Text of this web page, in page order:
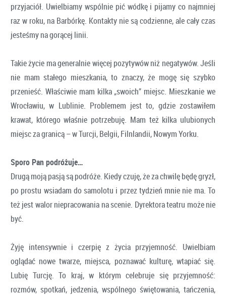
przyjaciół. Uwielbiamy wspólnie pić wódkę i pijamy co najmniej
raz w roku, na Barbórkę. Kontakty nie są codzienne, ale cały czas
jesteśmy na gorącej linii.
Takie życie ma generalnie więcej pozytywów niż negatywów. Jeśli
nie mam stałego mieszkania, to znaczy, że mogę się szybko
przenieść. Właściwie mam kilka „swoich” miejsc. Mieszkanie we
Wrocławiu, w Lublinie. Problemem jest to, gdzie zostawiłem
krawat, którego właśnie potrzebuję. Mam też kilka ulubionych
miejsc za granicą – w Turcji, Belgii, Filnlandii, Nowym Yorku.
Sporo Pan podróżuje…
Drugą moją pasją są podróże. Kiedy czuję, że za chwilę będę gryzł,
po prostu wsiadam do samolotu i przez tydzień mnie nie ma. To
też jest walor niepracowania na scenie. Dyrektora teatru może nie
być.
Żyję intensywnie i czerpię z życia przyjemność. Uwielbiam
oglądać nowe twarze, miejsca, poznawać kulturę, wtapiać się.
Lubię Turcję. To kraj, w którym celebruje się przyjemność:
rozmów, spotkań, jedzenia, wspólnego świętowania, tańczenia,